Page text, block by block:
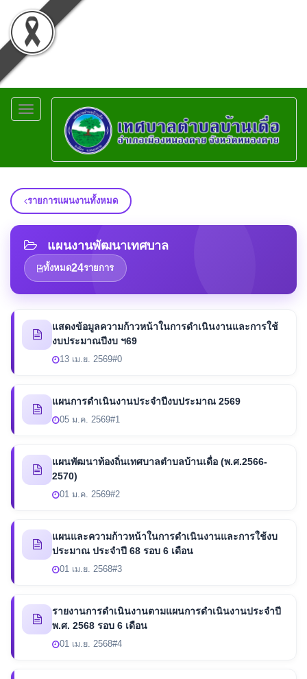
Toggle
navigation
รายการแผนงานทั้งหมด
แผนงานพัฒนาเทศบาล
ทั้งหมด24รายการ
แสดงข้อมูลความก้าวหน้าในการดำเนินงานและการใช้
งบประมาณปีงบ ฯ69
13 เม.ย. 2569#0
แผนการดำเนินงานประจำปีงบประมาณ 2569
05 ม.ค. 2569#1
แผนพัฒนาท้องถิ่นเทศบาลตำบลบ้านเดื่อ (พ.ศ.2566-
2570)
01 ม.ค. 2569#2
แผนและความก้าวหน้าในการดำเนินงานและการใช้งบ
ประมาณ ประจำปี 68 รอบ 6 เดือน
01 เม.ย. 2568#3
รายงานการดำเนินงานตามแผนการดำเนินงานประจำปี
พ.ศ. 2568 รอบ 6 เดือน
01 เม.ย. 2568#4